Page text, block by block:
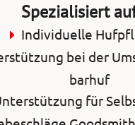
Spezialisiert
Individuelle
bei der
barhuf
für